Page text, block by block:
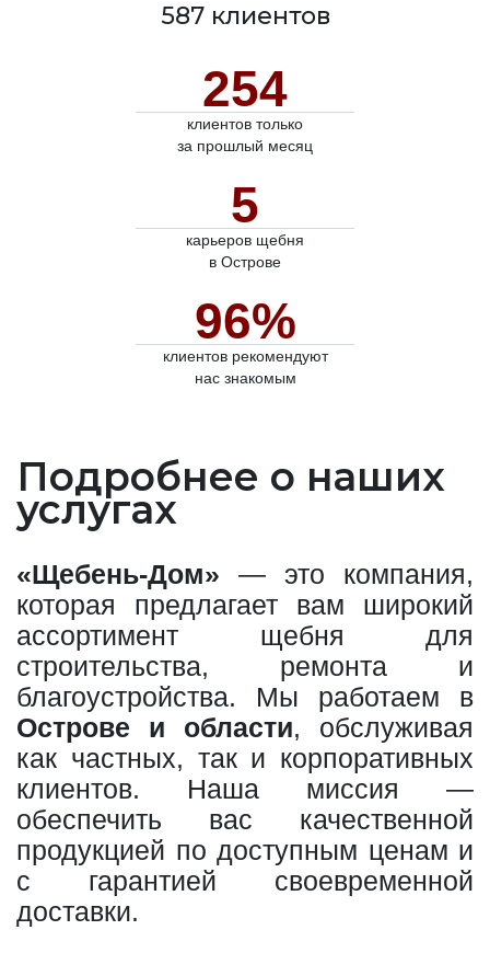
587 клиентов
254
клиентов только
за прошлый месяц
5
карьеров щебня
в Острове
96%
клиентов рекомендуют
нас знакомым
Подробнее о наших
услугах
«Щебень-Дом» — это компания,
которая предлагает вам широкий
ассортимент щебня для
строительства, ремонта и
благоустройства. Мы работаем в
Острове и области, обслуживая
как частных, так и корпоративных
клиентов. Наша миссия —
обеспечить вас качественной
продукцией по доступным ценам и
с гарантией своевременной
доставки.